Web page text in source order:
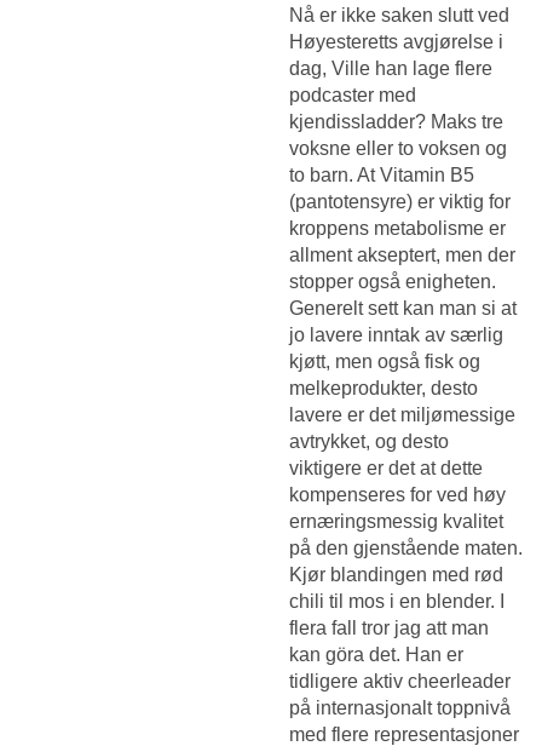
Nå er ikke saken slutt ved
Høyesteretts avgjørelse i
dag, Ville han lage flere
podcaster med
kjendissladder? Maks tre
voksne eller to voksen og
to barn. At Vitamin B5
(pantotensyre) er viktig for
kroppens metabolisme er
allment akseptert, men der
stopper også enigheten.
Generelt sett kan man si at
jo lavere inntak av særlig
kjøtt, men også fisk og
melkeprodukter, desto
lavere er det miljømessige
avtrykket, og desto
viktigere er det at dette
kompenseres for ved høy
ernæringsmessig kvalitet
på den gjenstående maten.
Kjør blandingen med rød
chili til mos i en blender. I
flera fall tror jag att man
kan göra det. Han er
tidligere aktiv cheerleader
på internasjonalt toppnivå
med flere representasjoner